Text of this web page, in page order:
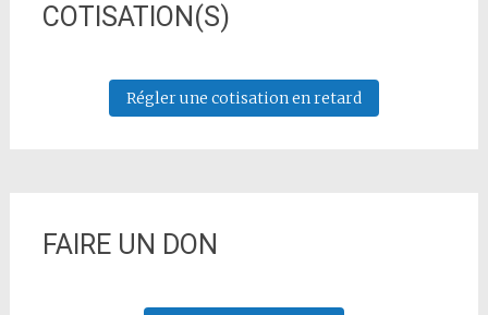
COTISATION(S)
Régler une cotisation en retard
FAIRE UN DON